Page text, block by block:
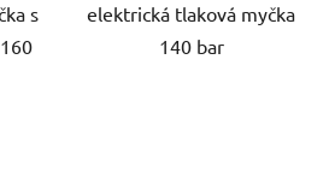
s
elektrická tlaková myčka
140 bar